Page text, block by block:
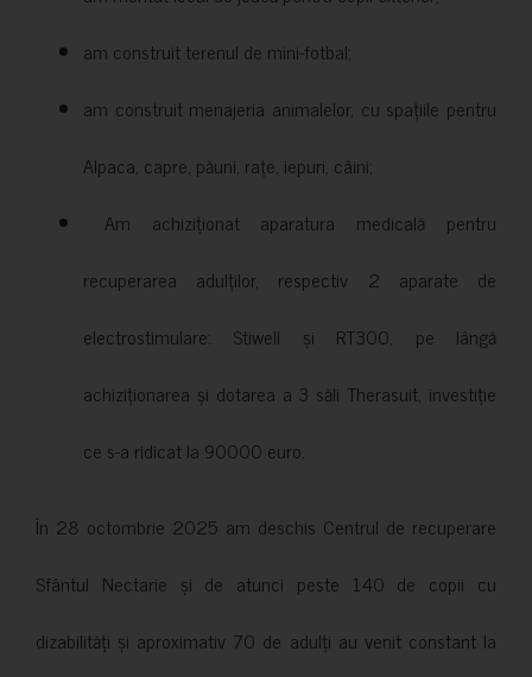
am construit terenul de mini-fotbal;
am construit menajeria animalelor, cu spațiile pentru
Alpaca, capre, păuni, rațe, iepuri, câini;
Am achiziționat aparatura medicală pentru
recuperarea adulților, respectiv 2 aparate de
electrostimulare: Stiwell și RT300, pe lângă
achiziționarea și dotarea a 3 săli Therasuit, investiție
ce s-a ridicat la 90000 euro.
În 28 octombrie 2025 am deschis Centrul de recuperare
Sfântul Nectarie și de atunci peste 140 de copii cu
dizabilități și aproximativ 70 de adulți au venit constant la